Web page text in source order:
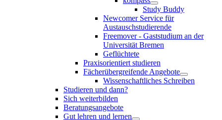
Study Buddy
Newcomer Service für
Austauschstudierende
Freemover - Gaststudium an der
Universität Bremen
Geflüchtete
Praxisorientiert studieren
Fächerübergreifende Angebote
Wissenschaftliches Schreiben
Studieren und dann?
Sich weiterbilden
Beratungsangebote
Gut lehren und lernen